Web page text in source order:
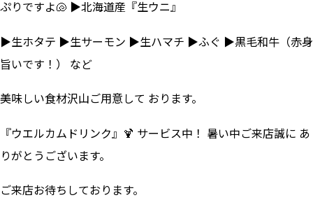
ぷりですよ🐚 ▶北海道産『生ウニ』
▶生ホタテ ▶生サーモン ▶生ハマチ ▶ふぐ ▶黒毛和牛（赤身
旨いです！） など
美味しい食材沢山ご用意して おります。
『ウエルカムドリンク』🍹 サービス中！ 暑い中ご来店誠に あ
りがとうございます。
ご来店お待ちしております。